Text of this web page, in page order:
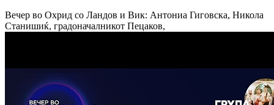
Вечер во Охрид со Ландов и Вик: Антониа Гиговска, Никола
Станишиќ, градоначалникот Пецаков,